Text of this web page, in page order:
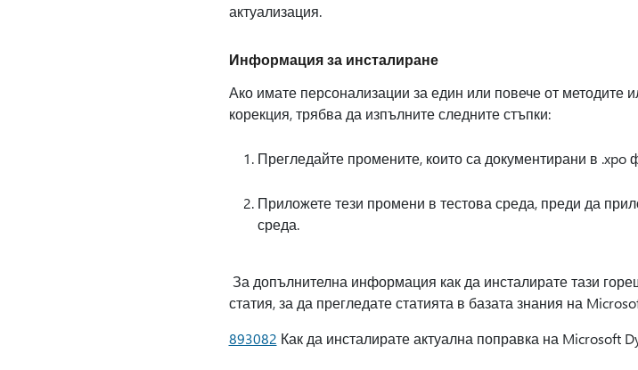
актуализация.
Информация за инсталиране
Ако имате персонализации за един или повече от методите
корекция, трябва да изпълните следните стъпки:
Прегледайте промените, които са документирани в .xpo
Приложете тези промени в тестова среда, преди да
среда.
За допълнителна информация как да инсталирате тази
статия, за да прегледате статията в базата знания на
893082 Как да инсталирате актуална поправка на Microsoft